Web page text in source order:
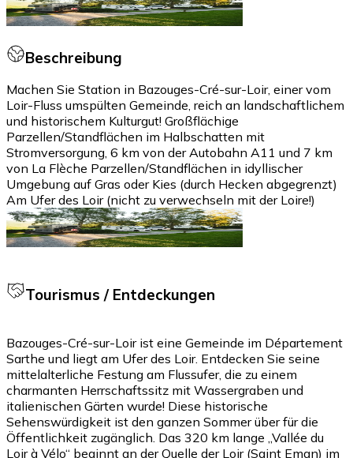
Beschreibung
Machen Sie Station in Bazouges-Cré-sur-Loir, einer vom
Loir-Fluss umspülten Gemeinde, reich an landschaftlichem
und historischem Kulturgut! Großflächige
Parzellen/Standflächen im Halbschatten mit
Stromversorgung, 6 km von der Autobahn A11 und 7 km
von La Flèche Parzellen/Standflächen in idyllischer
Umgebung auf Gras oder Kies (durch Hecken abgegrenzt)
Am Ufer des Loir (nicht zu verwechseln mit der Loire!)
Tourismus / Entdeckungen
Bazouges-Cré-sur-Loir ist eine Gemeinde im Département
Sarthe und liegt am Ufer des Loir. Entdecken Sie seine
mittelalterliche Festung am Flussufer, die zu einem
charmanten Herrschaftssitz mit Wassergraben und
italienischen Gärten wurde! Diese historische
Sehenswürdigkeit ist den ganzen Sommer über für die
Öffentlichkeit zugänglich. Das 320 km lange „Vallée du
Loir à Vélo“ beginnt an der Quelle der Loir (Saint Eman) im